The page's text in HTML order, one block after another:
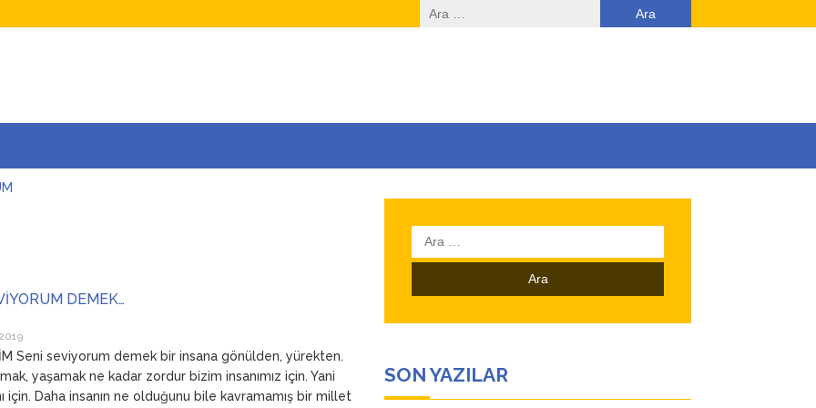
Arama:
DEMEK…
Seni seviyorum demek bir insana gönülden, yürekten.
yaşamak ne kadar zordur bizim insanımız için. Yani
için. Daha insanın ne olduğunu bile kavramamış bir millet
Arama:
SON YAZILAR